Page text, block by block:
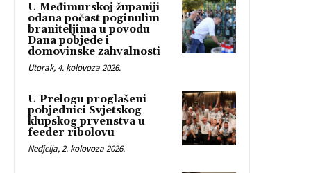
U Međimurskoj županiji
odana počast poginulim
braniteljima u povodu
Dana pobjede i
domovinske zahvalnosti
Utorak, 4. kolovoza 2026.
U Prelogu proglašeni
pobjednici Svjetskog
klupskog prvenstva u
feeder ribolovu
Nedjelja, 2. kolovoza 2026.